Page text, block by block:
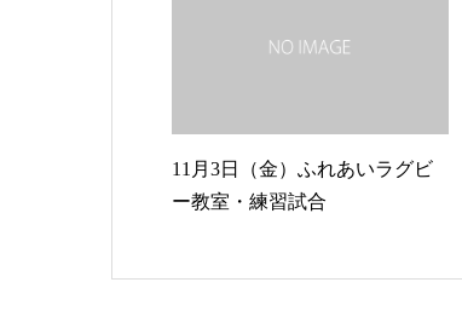
11月3日（金）ふれあいラグビ
ー教室・練習試合